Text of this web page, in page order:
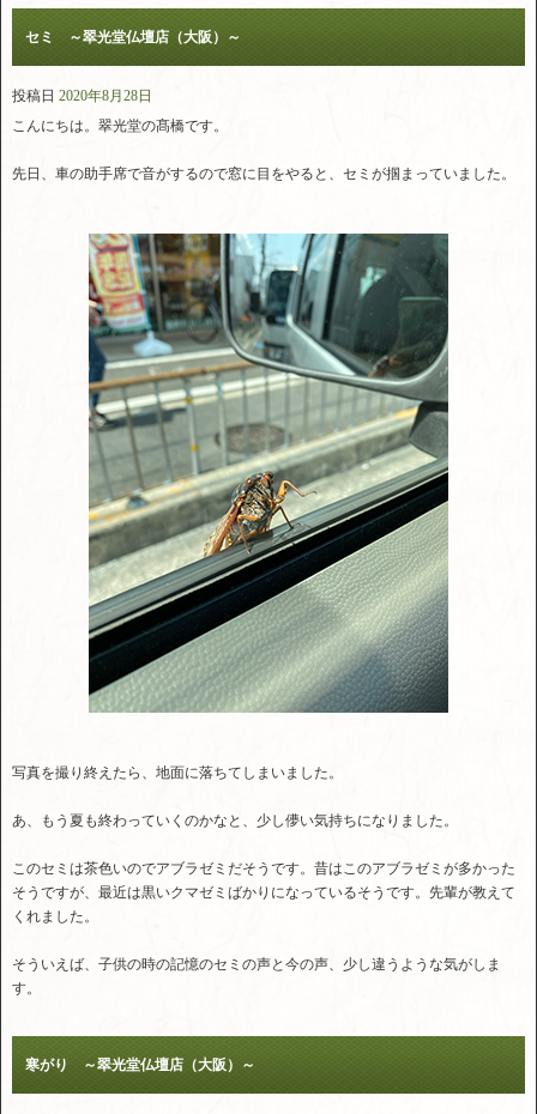
セミ ～翠光堂仏壇店（大阪）～
投稿日 2020年8月28日
こんにちは。翠光堂の髙橋です。
先日、車の助手席で音がするので窓に目をやると、セミが掴まっていました。
写真を撮り終えたら、地面に落ちてしまいました。
あ、もう夏も終わっていくのかなと、少し儚い気持ちになりました。
このセミは茶色いのでアブラゼミだそうです。昔はこのアブラゼミが多かった
そうですが、最近は黒いクマゼミばかりになっているそうです。先輩が教えて
くれました。
そういえば、子供の時の記憶のセミの声と今の声、少し違うような気がしま
す。
寒がり ～翠光堂仏壇店（大阪）～